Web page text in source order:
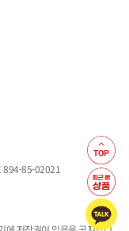
894-85-02021